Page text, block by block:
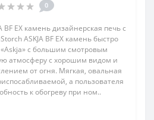
0
BF EX камень дизайнерская печь с
ASKJA BF EX камень быстро
с большим смотровым
атмосферу с хорошим видом и
от огня. Мягкая, овальная
а пользователя
к обогреву при ном..